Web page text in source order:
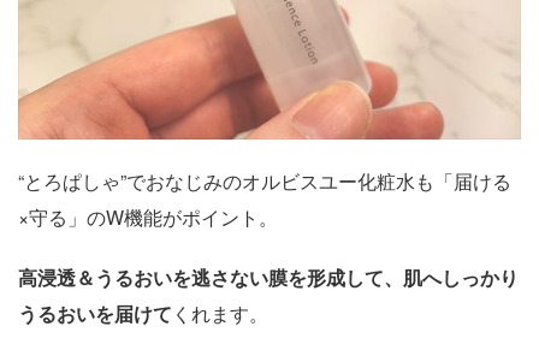
“とろぱしゃ”でおなじみのオルビスユー化粧水も「届ける
×守る」のW機能がポイント。
高浸透＆うるおいを逃さない膜を形成して、肌へしっかり
うるおいを届けて くれます。